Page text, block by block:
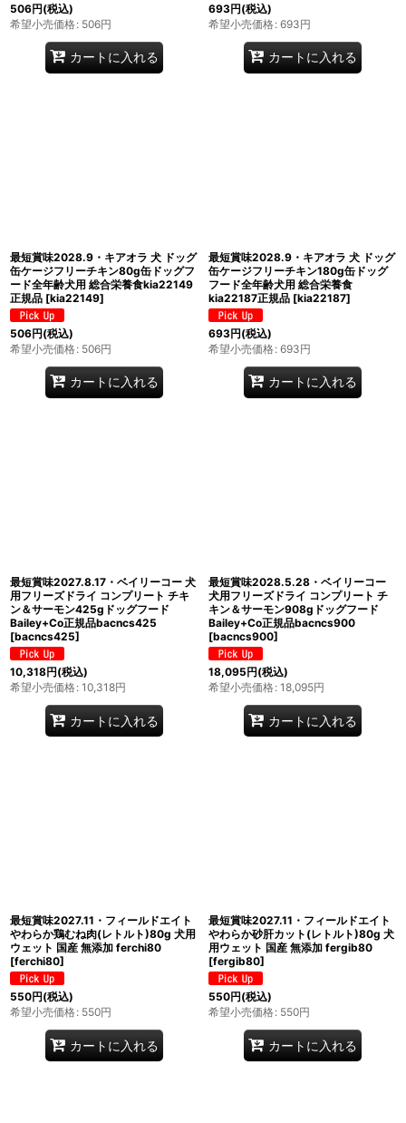
506円(税込)
希望小売価格: 506円
カートに入れる
693円(税込)
希望小売価格: 693円
カートに入れる
最短賞味2028.9・キアオラ 犬 ドッグ
缶ケージフリーチキン80g缶ドッグフ
ード全年齢犬用 総合栄養食kia22149
正規品 [kia22149]
506円(税込)
希望小売価格: 506円
カートに入れる
最短賞味2028.9・キアオラ 犬 ドッグ
缶ケージフリーチキン180g缶ドッグ
フード全年齢犬用 総合栄養食
kia22187正規品 [kia22187]
693円(税込)
希望小売価格: 693円
カートに入れる
最短賞味2027.8.17・ベイリーコー 犬
用フリーズドライ コンプリート チキ
ン＆サーモン425gドッグフード
Bailey+Co正規品bacncs425
[bacncs425]
10,318円(税込)
希望小売価格: 10,318円
カートに入れる
最短賞味2028.5.28・ベイリーコー
犬用フリーズドライ コンプリート チ
キン＆サーモン908gドッグフード
Bailey+Co正規品bacncs900
[bacncs900]
18,095円(税込)
希望小売価格: 18,095円
カートに入れる
最短賞味2027.11・フィールドエイト
やわらか鶏むね肉(レトルト)80g 犬用
ウェット 国産 無添加 ferchi80
[ferchi80]
550円(税込)
希望小売価格: 550円
カートに入れる
最短賞味2027.11・フィールドエイト
やわらか砂肝カット(レトルト)80g 犬
用ウェット 国産 無添加 fergib80
[fergib80]
550円(税込)
希望小売価格: 550円
カートに入れる